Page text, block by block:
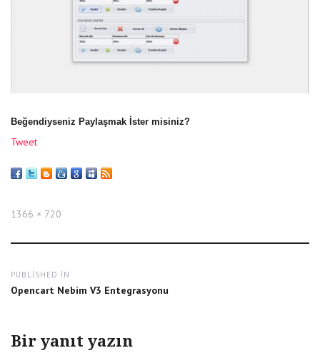
Beğendiyseniz Paylaşmak İster misiniz?
Tweet
Full
1366 × 720
gezinmesi
PUBLISHED IN
Opencart Nebim V3 Entegrasyonu
Bir yanıt yazın